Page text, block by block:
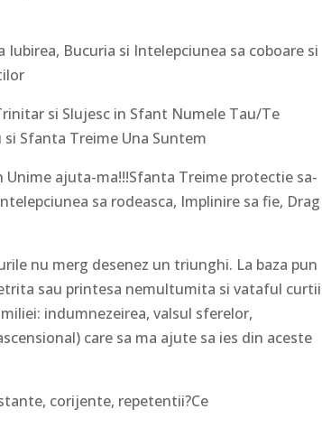
Bucuria si Intelepciunea sa coboare si
si Slujesc in Sfant Numele Tau/Te
Sfanta Treime Una Suntem
ajuta-ma!!!Sfanta Treime protectie sa-
sa rodeasca, Implinire sa fie, Drag
nu merg desenez un triunghi. La baza pun
sau printesa nemultumita si vataful curtii
indumnezeirea, valsul sferelor,
care sa ma ajute sa ies din aceste
corijente, repetentii?Ce